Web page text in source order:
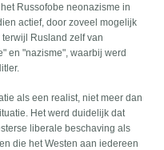
Russofobe neonazisme in
actief, door zoveel mogelijk
Rusland zelf van
en "nazisme", waarbij werd
als een realist, niet meer dan
Het werd duidelijk dat
liberale beschaving als
die het Westen aan iedereen